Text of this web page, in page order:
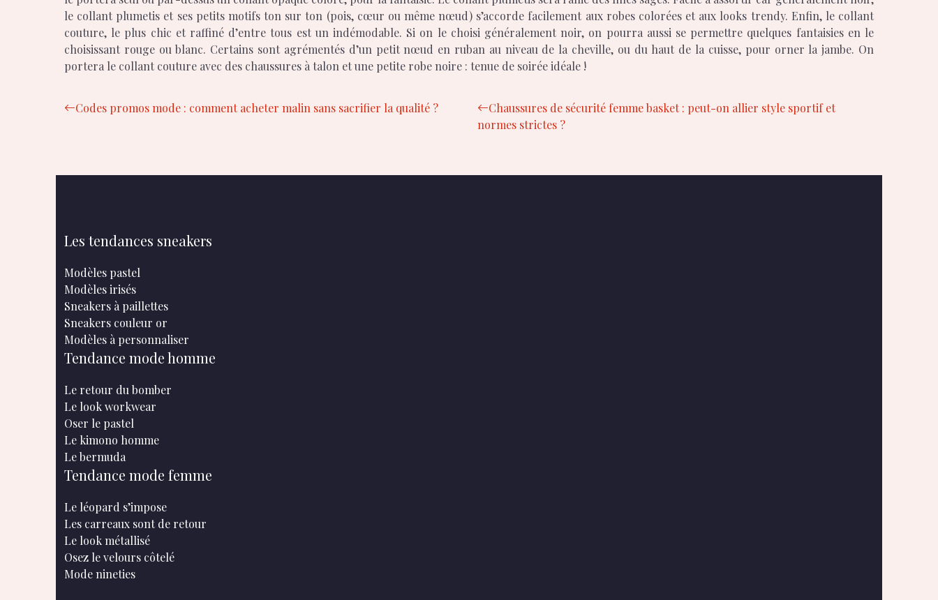
le collant plumetis et ses petits motifs ton sur ton (pois, cœur ou même nœud) s’accorde facilement aux robes colorées et aux looks trendy. Enfin, le collant
couture, le plus chic et raffiné d’entre tous est un indémodable. Si on le choisi généralement noir, on pourra aussi se permettre quelques fantaisies en le
choisissant rouge ou blanc. Certains sont agrémentés d’un petit nœud en ruban au niveau de la cheville, ou du haut de la cuisse, pour orner la jambe. On
portera le collant couture avec des chaussures à talon et une petite robe noire : tenue de soirée idéale !
Codes promos mode : comment acheter malin sans sacrifier la qualité ?
Chaussures de sécurité femme basket : peut-on allier style sportif et
normes strictes ?
Les tendances sneakers
Modèles pastel
Modèles irisés
Sneakers à paillettes
Sneakers couleur or
Modèles à personnaliser
Tendance mode homme
Le retour du bomber
Le look workwear
Oser le pastel
Le kimono homme
Le bermuda
Tendance mode femme
Le léopard s’impose
Les carreaux sont de retour
Le look métallisé
Osez le velours côtelé
Mode nineties